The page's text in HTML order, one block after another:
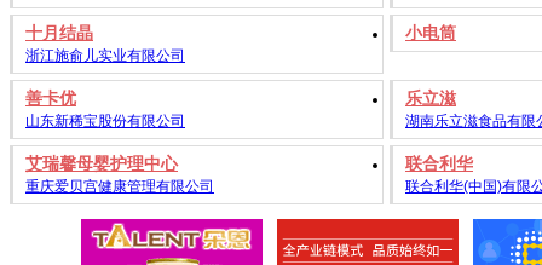
十月结晶
浙江施俞儿实业有限公司
小电筒
善卡优
山东新稀宝股份有限公司
乐立滋
湖南乐立滋食品有限
艾瑞馨母婴护理中心
重庆爱贝宫健康管理有限公司
联合利华
联合利华(中国)有限